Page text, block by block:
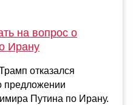
на вопрос о
Ирану
отказался
предложении
Путина по Ирану.